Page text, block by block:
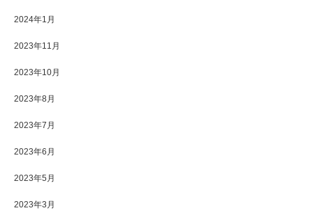
2024年1月
2023年11月
2023年10月
2023年8月
2023年7月
2023年6月
2023年5月
2023年3月